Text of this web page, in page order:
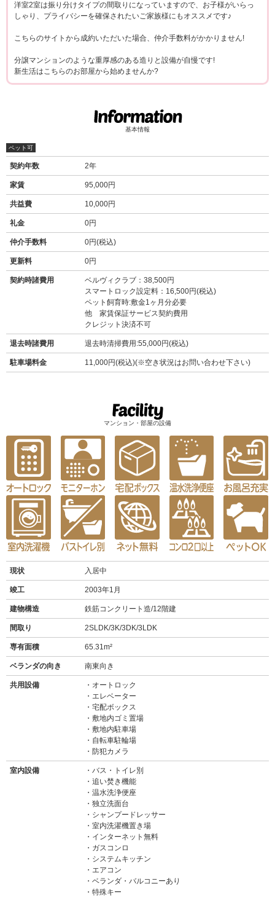
洋室2室は振り分けタイプの間取りになっていますので、お子様がいらっ
しゃり、プライバシーを確保されたいご家族様にもオススメです♪
こちらのサイトから成約いただいた場合、仲介手数料がかかりません!
分譲マンションのような重厚感のある造りと設備が自慢です!
新生活はこちらのお部屋から始めませんか?
基本情報
ペット可
契約年数 2年
家賃 95,000円
共益費 10,000円
礼金 0円
仲介手数料 0円(税込)
更新料 0円
契約時諸費用
ベルヴィクラブ：38,500円
スマートロック設定料：16,500円(税込)
ペット飼育時:敷金1ヶ月分必要
他 家賃保証サービス契約費用
クレジット決済不可
退去時諸費用 退去時清掃費用:55,000円(税込)
駐車場料金 11,000円(税込)(※空き状況はお問い合わせ下さい)
マンション・部屋の設備
現状 入居中
竣工 2003年1月
建物構造 鉄筋コンクリート造/12階建
間取り 2SLDK/3K/3DK/3LDK
専有面積 65.31m²
ベランダの向き 南東向き
共用設備
オートロック
エレベーター
宅配ボックス
敷地内ゴミ置場
敷地内駐車場
自転車駐輪場
防犯カメラ
室内設備
バス・トイレ別
追い焚き機能
温水洗浄便座
独立洗面台
シャンプードレッサー
室内洗濯機置き場
インターネット無料
ガスコンロ
システムキッチン
エアコン
ベランダ・バルコニーあり
特殊キー